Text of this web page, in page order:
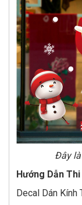
Đây
Hướng Dẫn
Decal Dán Kính